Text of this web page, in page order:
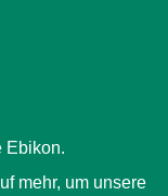
Ebikon.
mehr, um unsere